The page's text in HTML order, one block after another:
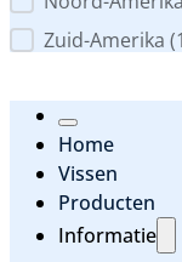
Zuid-Amerika
Home
Vissen
Producten
Informatie